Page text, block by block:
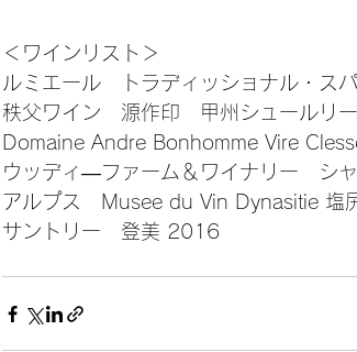
＜ワインリスト＞
ルミエール　トラディッショナル・ス
秩父ワイン　源作印　甲州シュールリ
Domaine Andre Bonhomme Vire
ウッディ―ファーム＆ワイナリー　シ
アルプス　Musee du Vin Dynasitie
サントリー　登美 2016